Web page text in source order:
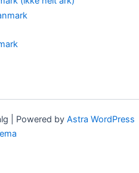
| Powered by Astra WordPress